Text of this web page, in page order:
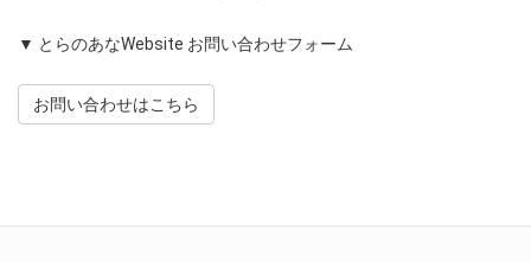
▼ とらのあなWebsite お問い合わせフォーム
お問い合わせはこちら